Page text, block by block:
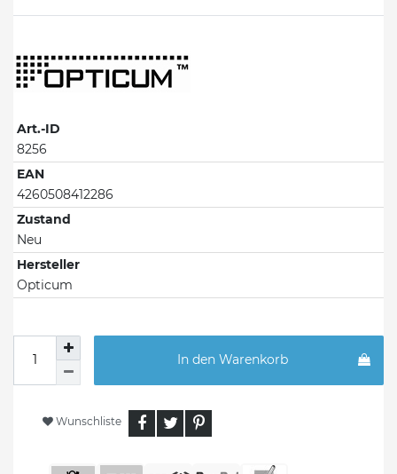
Art.-ID
8256
EAN
4260508412286
Zustand
Neu
Hersteller
Opticum
In den Warenkorb
Wunschliste